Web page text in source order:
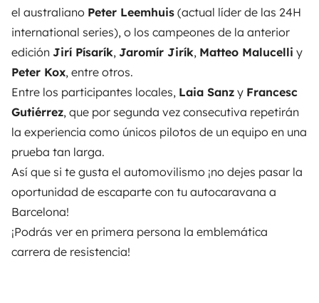
el australiano Peter Leemhuis (actual líder de las 24H
international series), o los campeones de la anterior
edición Jirí Písarík, Jaromír Jirík, Matteo Malucelli y
Peter Kox, entre otros.
Entre los participantes locales, Laia Sanz y Francesc
Gutiérrez, que por segunda vez consecutiva repetirán
la experiencia como únicos pilotos de un equipo en una
prueba tan larga.
Así que si te gusta el automovilismo ¡no dejes pasar la
oportunidad de escaparte con tu autocaravana a
Barcelona!
¡Podrás ver en primera persona la emblemática
carrera de resistencia!